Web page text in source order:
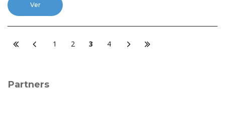
Ver
1 2 3 4
Partners